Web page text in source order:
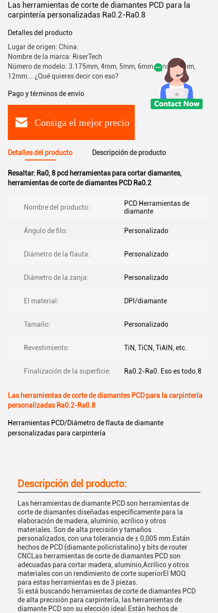
Las herramientas de corte de diamantes PCD para la
carpintería personalizadas Ra0.2-Ra0.8
Detalles del producto
Lugar de origen: China.
Nombre de la marca: RiserTech
Número de modelo: 3.175mm, 4mm, 5mm, 6mm, 8mm, 10mm,
12mm... ¿Qué quieres decir con eso?
Pago y términos de envío
Consiga el mejor precio
Detalles del producto Descripción de producto
Resaltar: Ra0,8 pcd herramientas para cortar diamantes,
herramientas de corte de diamantes PCD Ra0.2
Nombre del producto:
PCD Herramientas de
diamante
Ángulo de filo: Personalizado
Diámetro de la flauta: Personalizado
Diámetro de la zanja: Personalizado
El material: DPI/diamante
Tamaño: Personalizado
Revestimiento: TiN, TiCN, TiAlN, etc.
Finalización de la superficie: Ra0.2-Ra0. Eso es todo.8
Las herramientas de corte de diamantes PCD para la carpintería
personalizadas Ra0.2-Ra0.8
Herramientas PCD/Diámetro de flauta de diamante
personalizadas para carpintería
Descripción del producto:
Las herramientas de diamante PCD son herramientas de
corte de diamantes diseñadas específicamente para la
elaboración de madera, aluminio, acrílico y otros
materiales. Son de alta precisión y tamaños
personalizados, con una tolerancia de ± 0,005 mm.Están
hechos de PCD (diamante policristalino) y bits de router
CNCLas herramientas de corte de diamantes PCD son
adecuadas para cortar madera, aluminio,Acrílico y otros
materiales con un rendimiento de corte superiorEl MOQ
para estas herramientas es de 3 piezas.
Si está buscando herramientas de corte de diamantes PCD
de alta precisión para carpintería, las herramientas de
diamante PCD son su elección ideal.Están hechos de